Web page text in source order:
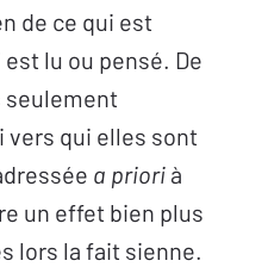
de ce qui est
lu ou pensé. De
seulement
vers qui elles sont
a priori à
un effet bien plus
lors la fait sienne.